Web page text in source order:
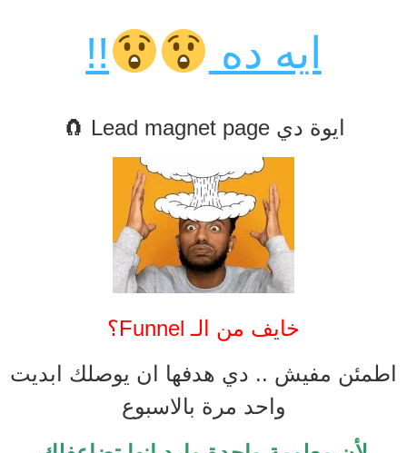
ايه ده !!
ايوة دي Lead magnet page 🧲
خايف من الـ Funnel؟
اطمئن مفيش .. دي هدفها ان يوصلك ابديت
واحد مرة بالاسبوع